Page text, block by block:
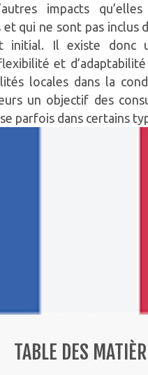
impacts
qui ne sont pas inclus
initial. Il existe donc
et
locales dans la
un objectif des
parfois dans certains
TABLE DES